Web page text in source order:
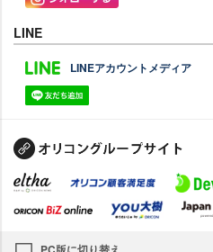
LINE
LINEアカウントメディア